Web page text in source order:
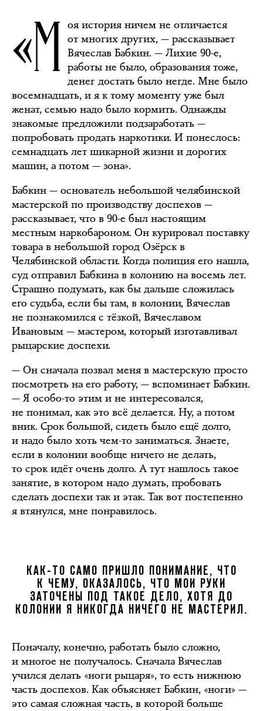
«М оя история ничем не отличается
от многих других, — рассказывает
Вячеслав Бабкин. — Лихие 90-е,
работы не было, образования тоже,
денег достать было негде. Мне было
восемнадцать, и я к тому моменту уже был
женат, семью надо было кормить. Однажды
знакомые предложили подзаработать —
попробовать продать наркотики. И понеслось:
семнадцать лет шикарной жизни и дорогих
машин, а потом — зона».
Бабкин — основатель небольшой челябинской
мастерской по производству доспехов —
рассказывает, что в 90-е был настоящим
местным наркобароном. Он курировал поставку
товара в небольшой город Озёрск в
Челябинской области. Когда полиция его нашла,
суд отправил Бабкина в колонию на восемь лет.
Страшно подумать, как бы дальше сложилась
его судьба, если бы там, в колонии, Вячеслав
не познакомился с тёзкой, Вячеславом
Ивановым — мастером, который изготавливал
рыцарские доспехи.
— Он сначала позвал меня в мастерскую просто
посмотреть на его работу, — вспоминает Бабкин.
— Я особо-то этим и не интересовался,
не понимал, как это всё делается. Ну, а потом
вник. Срок большой, сидеть было ещё долго,
и надо было хоть чем-то заниматься. Знаете,
если в колонии вообще ничего не делать,
то срок идёт очень долго. А тут нашлось такое
занятие, в котором надо думать, пробовать
сделать доспехи так и этак. Так вот постепенно
я втянулся, мне понравилось.
КАК-ТО САМО ПРИШЛО ПОНИМАНИЕ, ЧТО
К ЧЕМУ, ОКАЗАЛОСЬ, ЧТО МОИ РУКИ
ЗАТОЧЕНЫ ПОД ТАКОЕ ДЕЛО, ХОТЯ ДО
КОЛОНИИ Я НИКОГДА НИЧЕГО НЕ МАСТЕРИЛ.
Поначалу, конечно, работать было сложно,
и многое не получалось. Сначала Вячеслав
учился делать «ноги рыцаря», то есть нижнюю
часть доспехов. Как объясняет Бабкин, «ноги» —
это самая сложная часть, в которой больше